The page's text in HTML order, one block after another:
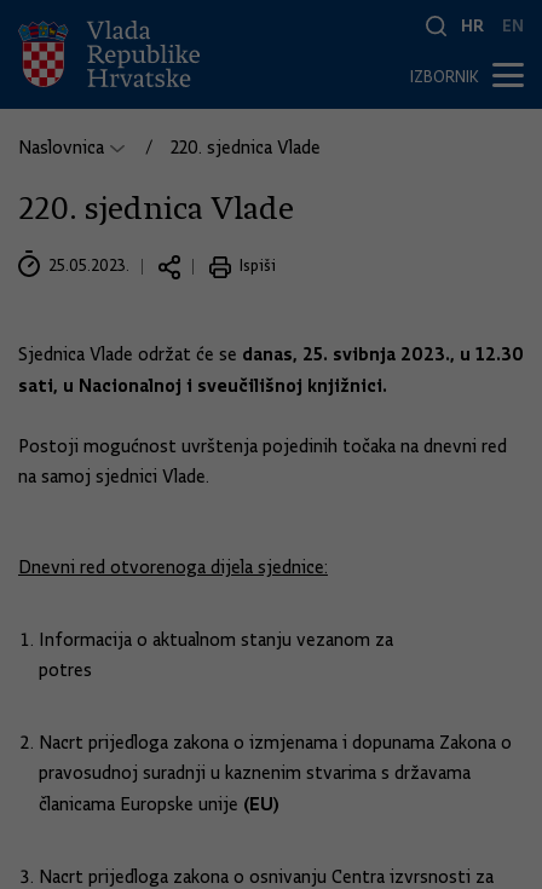
HR EN
IZBORNIK
Naslovnica 220. sjednica Vlade
220. sjednica Vlade
25.05.2023. Ispiši
Sjednica Vlade održat će se danas, 25. svibnja 2023., u 12.30
sati, u Nacionalnoj i sveučilišnoj knjižnici.
Postoji mogućnost uvrštenja pojedinih točaka na dnevni red
na samoj sjednici Vlade.
Dnevni red otvorenoga dijela sjednice:
Informacija o aktualnom stanju vezanom za
potres
Nacrt prijedloga zakona o izmjenama i dopunama Zakona o
pravosudnoj suradnji u kaznenim stvarima s državama
članicama Europske unije (EU)
Nacrt prijedloga zakona o osnivanju Centra izvrsnosti za